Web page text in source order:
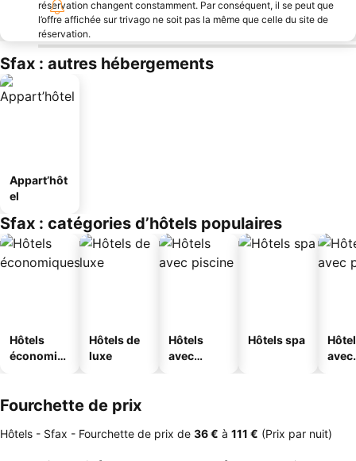
réservation changent constamment. Par conséquent, il se peut que
l’offre affichée sur trivago ne soit pas la même que celle du site de
réservation.
Sfax : autres hébergements
Appart’hôt
el
Sfax : catégories d’hôtels populaires
Hôtels
économiq
Hôtels de
luxe
Hôtels
avec
Hôtels spa
avec
Fourchette de prix
Hôtels - Sfax - Fourchette de prix de ‎36 € à ‎111 € (Prix par nuit)